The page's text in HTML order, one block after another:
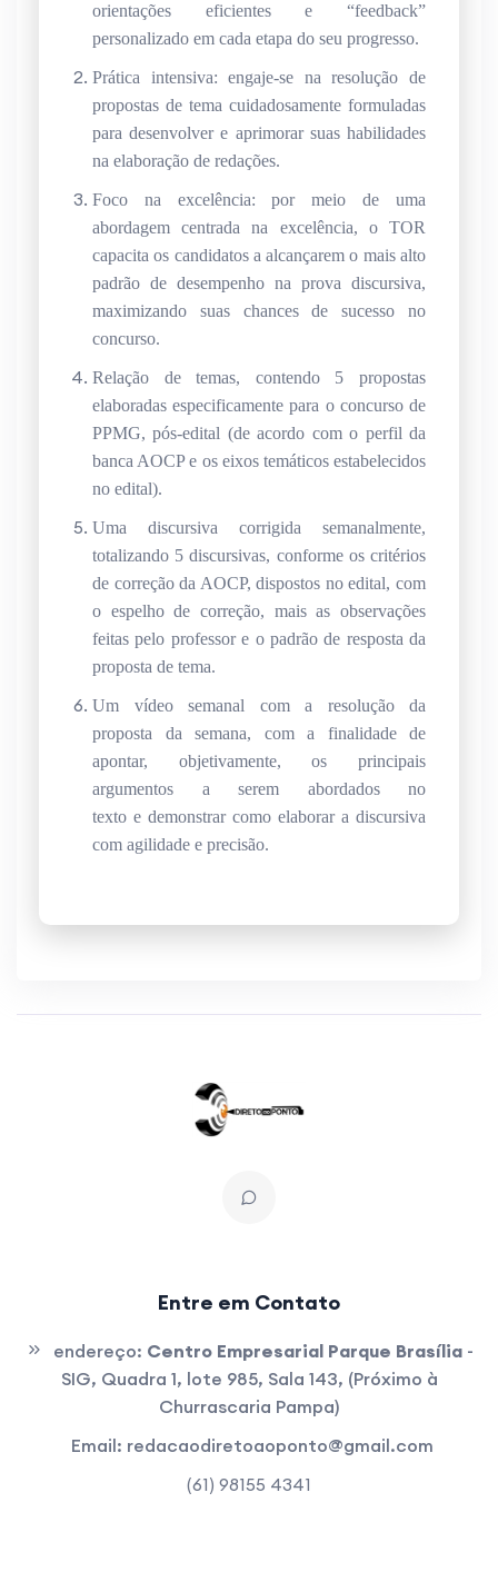
orientações eficientes e “feedback”
personalizado em cada etapa do seu progresso.
Prática intensiva: engaje-se na resolução de
propostas de tema cuidadosamente formuladas
para desenvolver e aprimorar suas habilidades
na elaboração de redações.
Foco na excelência: por meio de uma
abordagem centrada na excelência, o TOR
capacita os candidatos a alcançarem o mais alto
padrão de desempenho na prova discursiva,
maximizando suas chances de sucesso no
concurso.
Relação de temas, contendo 5 propostas
elaboradas especificamente para o concurso de
PPMG, pós-edital (de acordo com o perfil da
banca AOCP e os eixos temáticos estabelecidos
no edital).
Uma discursiva corrigida semanalmente,
totalizando 5 discursivas, conforme os critérios
de correção da AOCP, dispostos no edital, com
o espelho de correção, mais as observações
feitas pelo professor e o padrão de resposta da
proposta de tema.
Um vídeo semanal com a resolução da
proposta da semana, com a finalidade de
apontar, objetivamente, os principais
argumentos a serem abordados no
texto e demonstrar como elaborar a discursiva
com agilidade e precisão.
Entre em Contato
endereço: Centro Empresarial Parque Brasília-
SIG, Quadra 1, lote 985, Sala 143, (Próximo à
Churrascaria Pampa)
Email: redacaodiretoaoponto@gmail.com
(61) 98155 4341